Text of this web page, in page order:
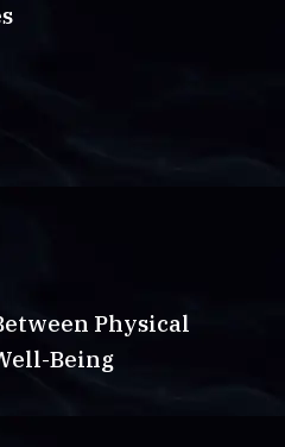
Physical
Being